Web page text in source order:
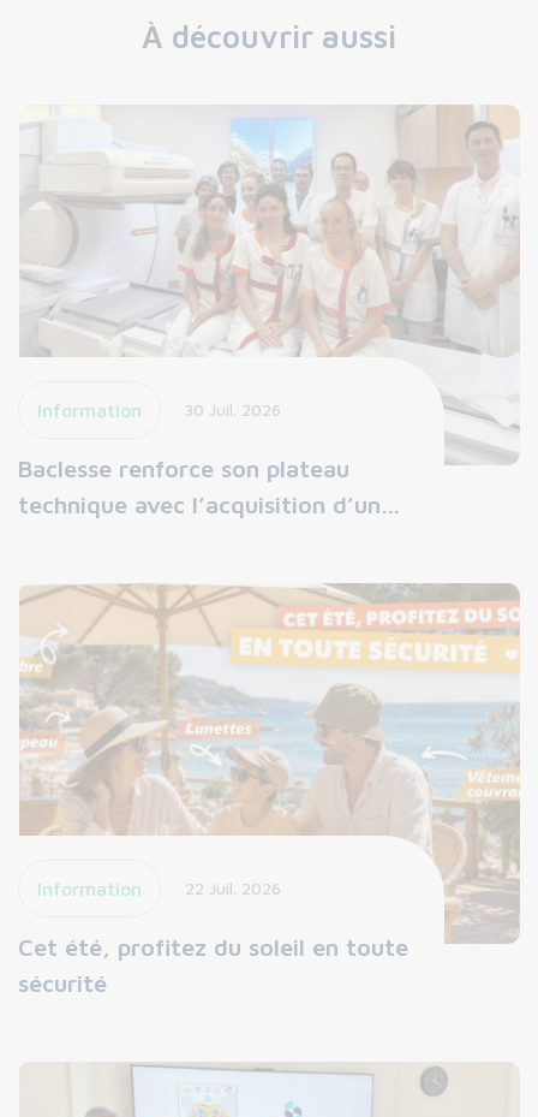
À découvrir aussi
Information 30 Juil. 2026
Baclesse renforce son plateau
technique avec l’acquisition d’un…
Information 22 Juil. 2026
Cet été, profitez du soleil en toute
sécurité